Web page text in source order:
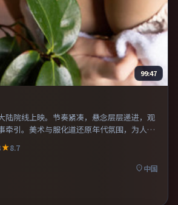
99:47
陆院线上映。节奏紧凑，悬念层层递进，观
牵引。美术与服化道还原年代氛围，为人物
有类型片爽感，也保留作者表达，口碑潜力
8.7
中国